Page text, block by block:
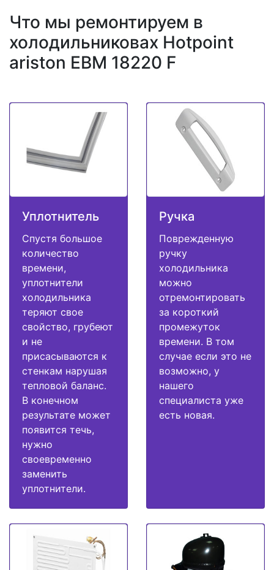
Что мы ремонтируем в
холодильниковах Hotpoint
ariston EBM 18220 F
Уплотнитель
Спустя большое
количество
времени,
уплотнители
холодильника
теряют свое
свойство, грубеют
и не
присасываются к
стенкам нарушая
тепловой баланс.
В конечном
результате может
появится течь,
нужно
своевременно
заменить
уплотнители.
Ручка
Поврежденную
ручку
холодильника
можно
отремонтировать
за короткий
промежуток
времени. В том
случае если это не
возможно, у
нашего
специалиста уже
есть новая.